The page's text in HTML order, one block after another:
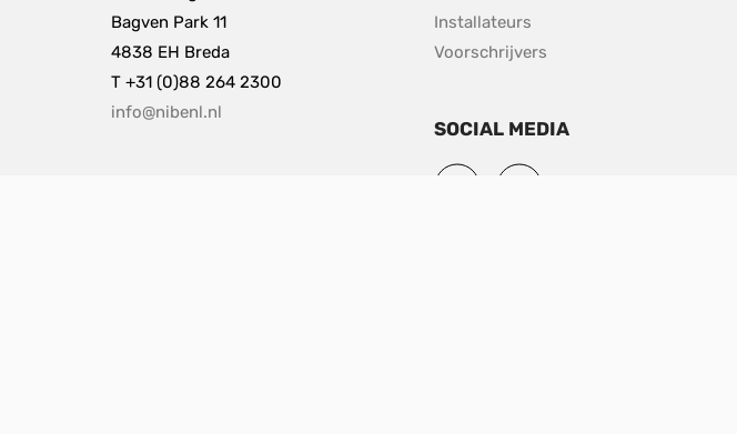
Bagven Park 11
4838 EH Breda
T +31 (0)88 264 2300
info@nibenl.nl
Installateurs
Voorschrijvers
SOCIAL MEDIA